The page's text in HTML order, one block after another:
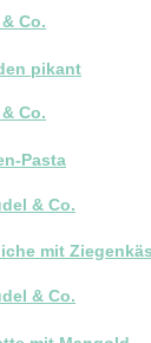
Co.
pikant
Co.
Pasta
& Co.
mit
& Co.